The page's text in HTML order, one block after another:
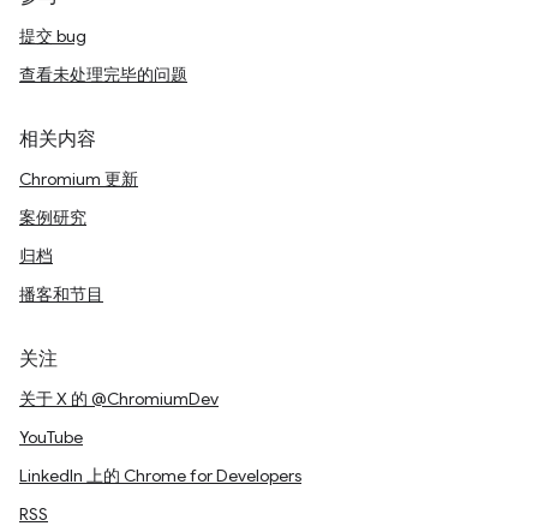
提交 bug
查看未处理完毕的问题
相关内容
Chromium 更新
案例研究
归档
播客和节目
关注
关于 X 的 @ChromiumDev
YouTube
LinkedIn 上的 Chrome for Developers
RSS